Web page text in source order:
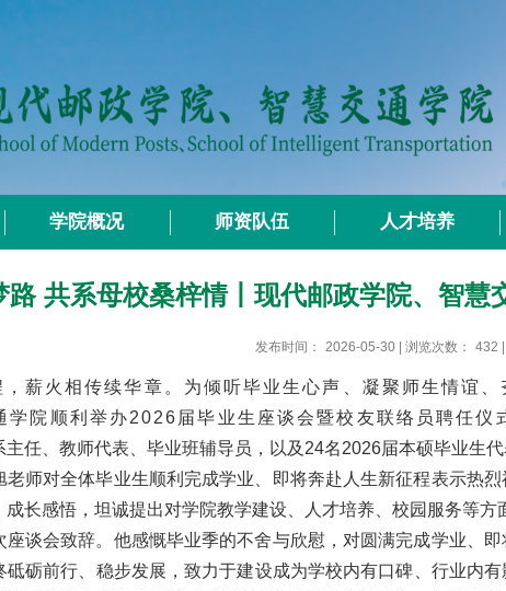
学院概况 师资队伍 人才培养
路 共系母校桑梓情丨现代邮政学院、智
发布时间： 2026-05-30 | 浏览次数： 432
薪火相传续华章。为倾听毕业生心声、凝聚师生情谊
学院顺利举办2026届毕业生座谈会暨校友联络员聘任仪
主任、教师代表、毕业班辅导员，以及24名2026届本硕毕业生
老师对全体毕业生顺利完成学业、即将奔赴人生新征程表示热
长感悟，坦诚提出对学院教学建设、人才培养、校园服务等方
座谈会致辞。他感慨毕业季的不舍与欣慰，对圆满完成学业、
砺前行、稳步发展，致力于建设成为学校内有口碑、行业内